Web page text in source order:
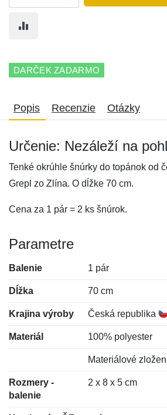
DARČEK ZADARMO
Popis Recenzie Otázky
Určenie: Nezáleží na
Tenké okrúhle šnúrky do topánok od
Grepl zo Zlína. O dĺžke 70 cm.
Cena za 1 pár = 2 ks šnúrok.
Parametre
Balenie 1 pár
Dĺžka 70 cm
Krajina výroby Česká republika
Materiál 100% polyester
Materiálové
Rozmery -
balenie
2 x 8 x 5 cm